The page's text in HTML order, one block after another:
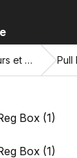
Adaptateurs et œillets tirants